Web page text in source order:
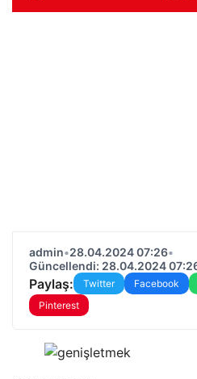
admin•28.04.2024 07:26•
Güncellendi: 28.04.2024
Paylaş: Twitter Facebook
Pinterest